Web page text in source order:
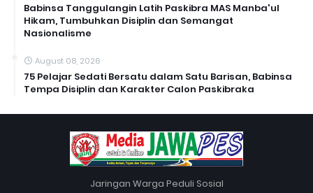
Babinsa Tanggulangin Latih Paskibra MAS Manba'ul
Hikam, Tumbuhkan Disiplin dan Semangat
Nasionalisme
August 08, 2026
75 Pelajar Sedati Bersatu dalam Satu Barisan, Babinsa
Tempa Disiplin dan Karakter Calon Paskibraka
Jaringan Warga Peduli Sosial